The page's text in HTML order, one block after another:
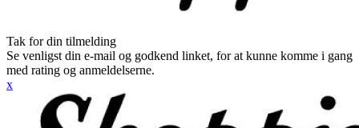
Tak for din tilmelding
Se venligst din e-mail og godkend linket, for at kunne komme i gang
med rating og anmeldelserne.
x